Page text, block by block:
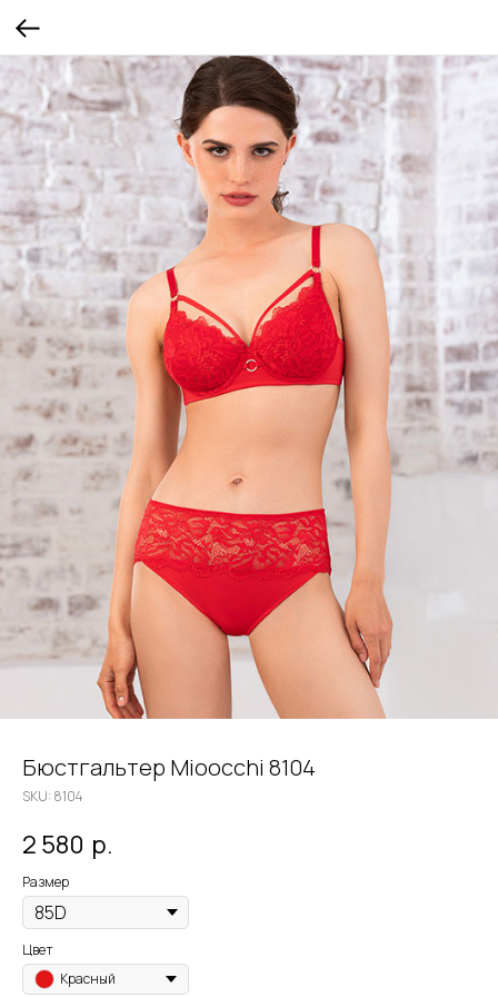
Бюстгальтер Mioocchi 8104
SKU: 8104
2 580 р.
Размер
Цвет
Красный